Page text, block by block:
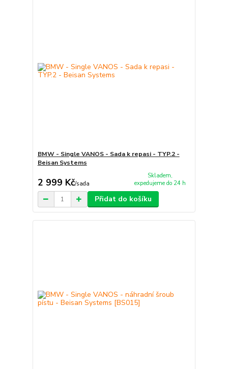
BMW - Single VANOS - Sada k repasi - TYP.2 -
Beisan Systems
2 999 Kč/sada
Skladem,
expedujeme do 24 h
Přidat do košíku